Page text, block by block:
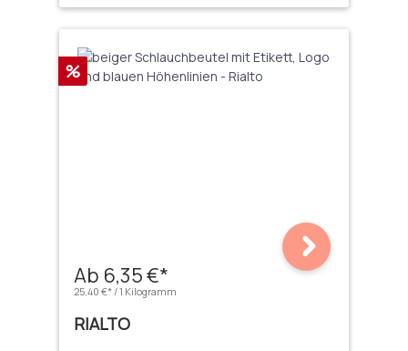
Rabatt
%
Ab 6,35 €*
25,40 €* / 1 Kilogramm
RIALTO